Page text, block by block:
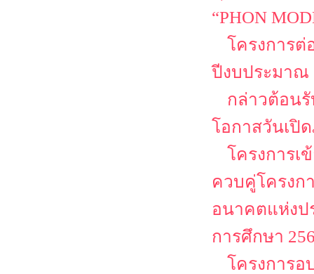
“PHON
โครงการ
ปีงบประมาณ
กล่าวต้อน
โอกาสวันเปิ
โครงการเ
ควบคู่โครงก
อนาคตแห่งป
การศึกษา
โครงการ